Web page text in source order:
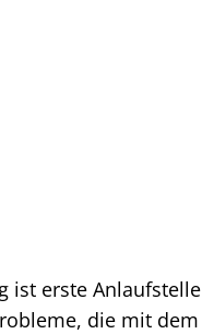
ist erste Anlaufstelle
die mit dem